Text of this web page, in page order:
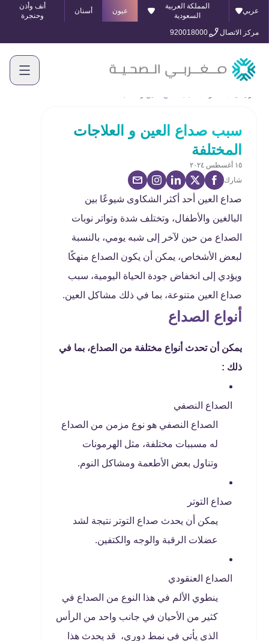
عربي
المملكة العربية
السعودية
عيون أسنان
أنف وأذن
وحنجرة
مركز الاتصال
920018000
سبب صداع العين و العلاجات
المختلفة
١٥ أغسطس ٢٠٢٤
شارك
صداع العين أحد أكثر الشكاوى شيوعًا بين
البالغين والأطفال، وتختلف شدة وتواتر نوبات
الصداع من حين لآخر إلى شبه يومي، بالنسبة
لبعض الأشخاص، يمكن أن يكون الصداع منهكًا
ويؤدي إلى انخفاض جودة الحياة اليومية، سبب
صداع العين متنوعة، بما في ذلك مشاكل العين.
أنواع الصداع
يمكن أن تحدث أنواع مختلفة من الصداع، بما في
ذلك :
الصداع النصفي
الصداع النصفي هو نوع مزمن من الصداع
له مسببات مختلفة، مثل الهرمونات
وتناول بعض الأطعمة ومشاكل النوم.
صداع التوتر
يمكن أن يحدث صداع التوتر نتيجة لشد
عضلات الرقبة والوجه والكتفين.
الصداع العنقودي
ينطوي الألم في هذا النوع من الصداع في
كثير من الأحيان في جانب واحد من الرأس
الذي يأتي في نمط دوري، قد يحدث هذا